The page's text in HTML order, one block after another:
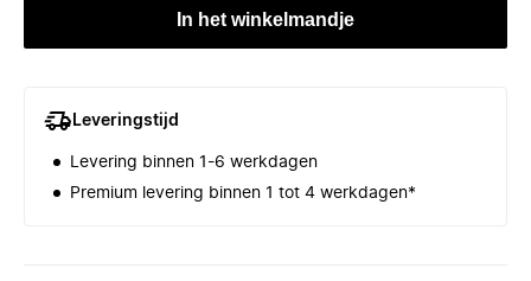
In het winkelmandje
Leveringstijd
Levering binnen 1-6 werkdagen
Premium levering binnen 1 tot 4 werkdagen*